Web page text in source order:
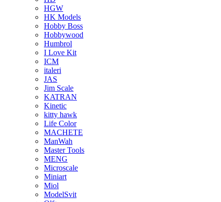
HGW
HK Models
Hobby Boss
Hobbywood
Humbrol
I Love Kit
ICM
italeri
JAS
Jim Scale
KATRAN
Kinetic
kitty hawk
Life Color
MACHETE
ManWah
Master Tools
MENG
Microscale
Miniart
Miol
ModelSvit